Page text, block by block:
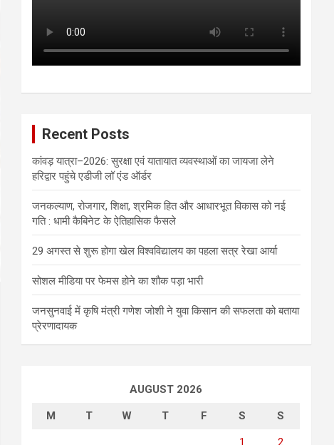
Recent Posts
कांवड़ यात्रा–2026: सुरक्षा एवं यातायात व्यवस्थाओं का जायजा लेने
हरिद्वार पहुंचे एडीजी लॉ एंड ऑर्डर
जनकल्याण, रोजगार, शिक्षा, श्रमिक हित और आधारभूत विकास को नई
गति : धामी कैबिनेट के ऐतिहासिक फैसले
29 अगस्त से शुरू होगा खेल विश्वविद्यालय का पहला सत्र रेखा आर्या
सोशल मीडिया पर फेमस होने का शौक पड़ा भारी
जनसुनवाई में कृषि मंत्री गणेश जोशी ने युवा किसान की सफलता को बताया
प्रेरणादायक
AUGUST 2026
M T W T F S S
1 2